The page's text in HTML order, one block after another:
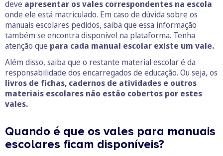
deve apresentar os vales correspondentes na escola
onde ele está matriculado. Em caso de dúvida sobre os
manuais escolares pedidos, saiba que essa informação
também se encontra disponível na plataforma. Tenha
atenção que para cada manual escolar existe um vale.
Além disso, saiba que o restante material escolar é da
responsabilidade dos encarregados de educação. Ou seja, os
livros de fichas, cadernos de atividades e outros
materiais escolares não estão cobertos por estes
vales.
Quando é que os vales para manuais
escolares ficam disponíveis?